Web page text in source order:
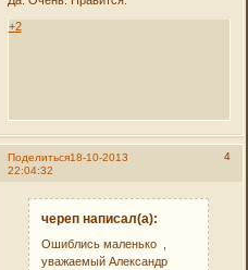
+2
Поделиться 4
18-10-2013
22:04:32
череп написал(а):
Ошиблись маленько ,
уважаемый Александр